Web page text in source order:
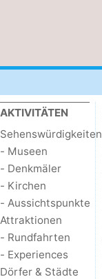
AKTIVITÄTEN
Sehenswürdigkeiten
- Museen
- Denkmäler
- Kirchen
- Aussichtspunkte
Attraktionen
- Rundfahrten
- Experiences
Dörfer & Städte